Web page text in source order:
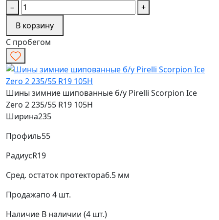
−
+
В корзину
С пробегом
Шины зимние шипованные б/у Pirelli Scorpion Ice
Zero 2 235/55 R19 105H
Ширина235
Профиль55
РадиусR19
Сред. остаток протектора6.5 мм
Продажапо 4 шт.
Наличие В наличии (4 шт.)